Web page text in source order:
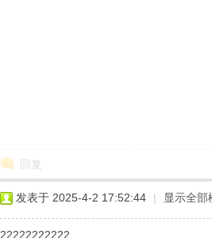
回复
发表于 2025-4-2 17:52:44 | 显示全部
22222222222